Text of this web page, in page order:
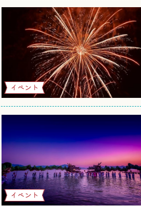
イベント
イベント